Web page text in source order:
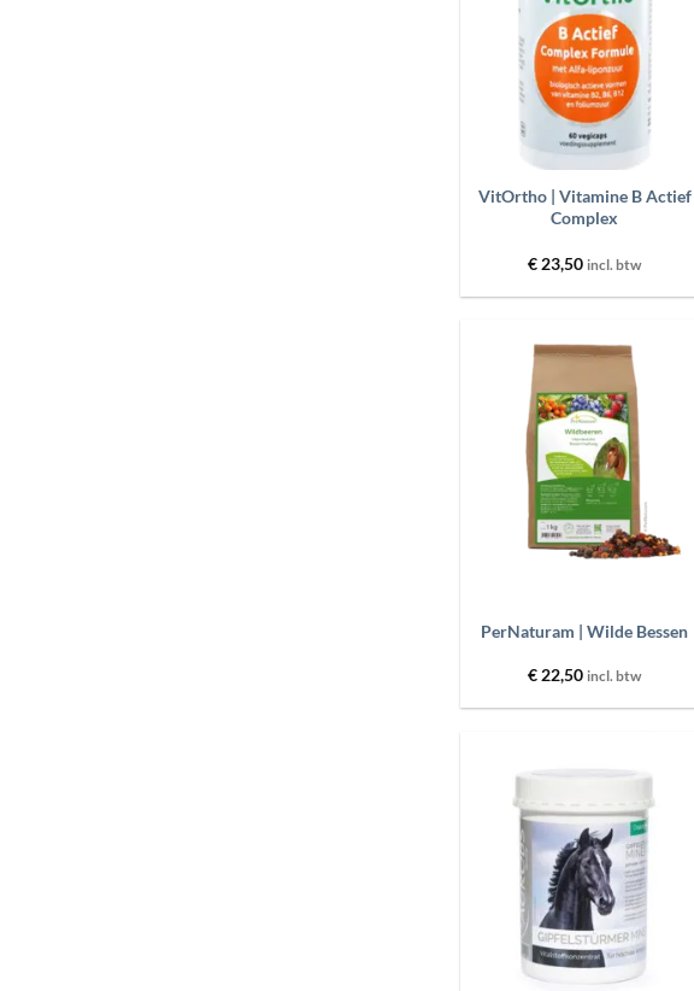
VitOrtho | Vitamine B Actief
Complex
€ 23,50 incl. btw
Toevoegen
wenslijst
PerNaturam | Wilde Bessen
€ 22,50 incl. btw
Toevoegen
aan
wenslijst